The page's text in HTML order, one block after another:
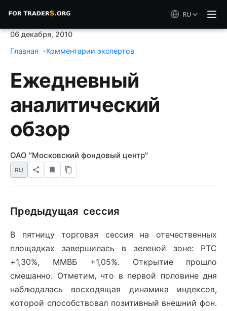
RU
06 декабря, 2010
Главная
Комментарии экспертов
Ежедневный
аналитический
обзор
ОАО "Московский фондовый центр"
RU
Предыдущая сессия
В пятницу торговая сессия на отечественных
площадках завершилась в зеленой зоне: РТС
+1,30%, ММВБ +1,05%. Открытие прошло
смешанно. Отметим, что в первой половине дня
наблюдалась восходящая динамика индексов,
которой способствовал позитивный внешний фон.